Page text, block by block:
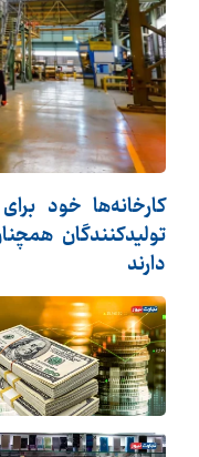
کارخانه‌ها خود
تولیدکنندگان
دارند